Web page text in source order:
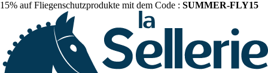
15% auf Fliegenschutzprodukte mit dem Code : SUMMER-FLY15